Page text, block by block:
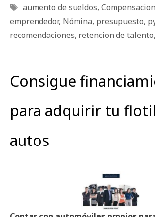
Etiquetas
aumento de sueldos,
emprendedor, Nómina, presupuesto,
recomendaciones, retencion de talento,
Consigue
para adquirir tu
autos